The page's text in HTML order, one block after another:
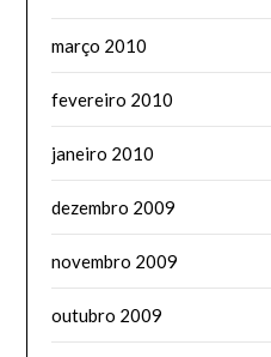
março 2010
fevereiro 2010
janeiro 2010
dezembro 2009
novembro 2009
outubro 2009